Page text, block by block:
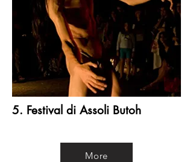
5. Festival di Assoli Butoh
More